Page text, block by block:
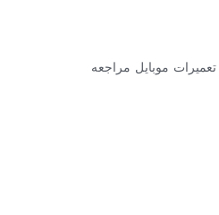
موبایل مراجعه